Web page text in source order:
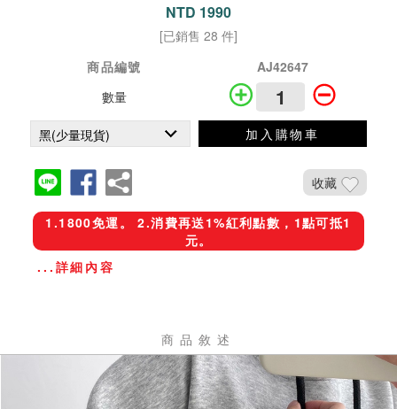
NTD 1990
[已銷售 28 件]
商品編號
AJ42647
數量
加入購物車
收藏
1.1800免運。 2.消費再送1%紅利點數，1點可抵1
元。
...詳細內容
商品敘述